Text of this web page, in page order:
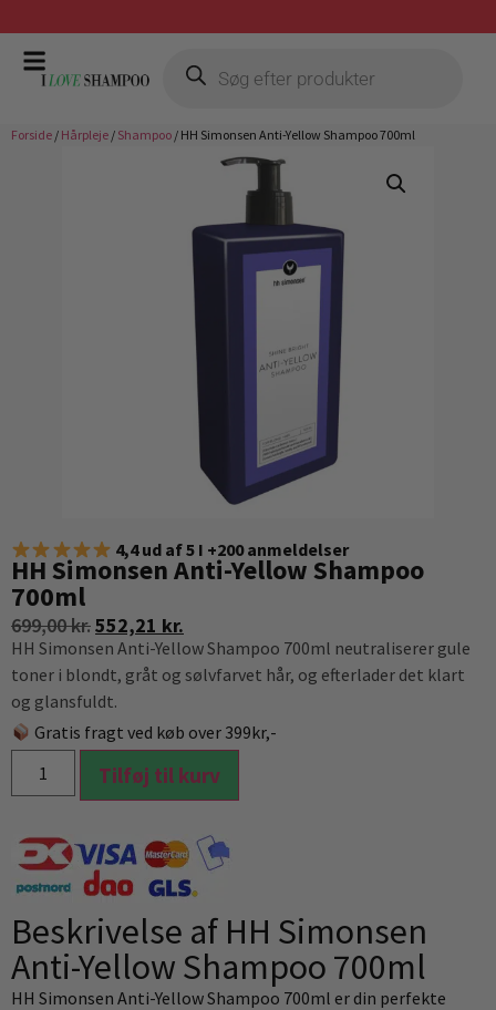
Gratis fragt ved køb over 399,-
Forside / Hårpleje / Shampoo / HH Simonsen Anti-Yellow Shampoo 700ml
4,4 ud af 5 I +200 anmeldelser
HH Simonsen Anti-Yellow Shampoo
700ml
699,00kr.552,21 kr.
HH Simonsen Anti-Yellow Shampoo 700ml neutraliserer gule
toner i blondt, gråt og sølvfarvet hår, og efterlader det klart
og glansfuldt.
Gratis fragt ved køb over 399kr,-
Tilføj til kurv
Beskrivelse af HH Simonsen
Anti-Yellow Shampoo 700ml
HH Simonsen Anti-Yellow Shampoo 700ml er din perfekte